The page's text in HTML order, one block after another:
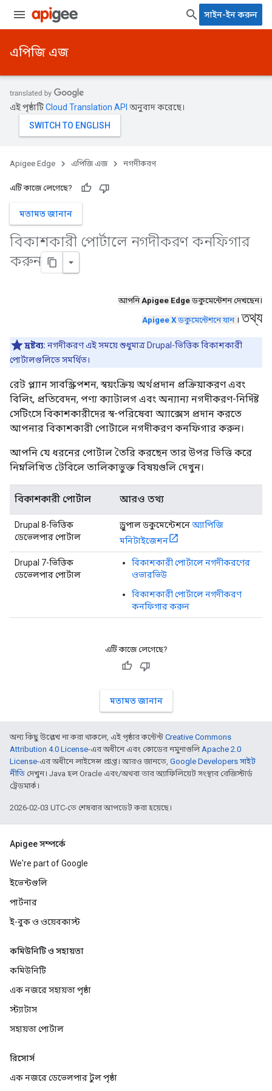
সাইন-ইন করুন
এপিজি এজ
এই পৃষ্ঠাটিCloud Translation API অনুবাদ করেছে।
Apigee Edge এপিজি এজ নগদীকরণ
এটি কাজে লেগেছে?
মতামত জানান
বিকাশকারী পোর্টালে নগদীকরণ কনফিগার
করুন
আপনিApigee Edge ডকুমেন্টেশন দেখছেন।
Apigee X ডকুমেন্টেশনে যান। তথ্য
দ্রষ্টব্য: নগদীকরণ এই সময়ে শুধুমাত্র Drupal-ভিত্তিক বিকাশকারী
পোর্টালগুলিতে সমর্থিত।
রেট প্ল্যান সাবস্ক্রিপশন, স্বয়ংক্রিয় অর্থপ্রদান প্রক্রিয়াকরণ এবং
বিলিং, প্রতিবেদন, পণ্য ক্যাটালগ এবং অন্যান্য নগদীকরণ-নির্দিষ্ট
সেটিংসে বিকাশকারীদের স্ব-পরিষেবা অ্যাক্সেস প্রদান করতে
আপনার বিকাশকারী পোর্টালে নগদীকরণ কনফিগার করুন।
আপনি যে ধরনের পোর্টাল তৈরি করছেন তার উপর ভিত্তি করে
নিম্নলিখিত টেবিলে তালিকাভুক্ত বিষয়গুলি দেখুন।
বিকাশকারী পোর্টাল আরও তথ্য
Drupal 8-ভিত্তিক
ডেভেলপার পোর্টাল
ড্রুপাল ডকুমেন্টেশনেঅ্যাপিজি
মনিটাইজেশন
Drupal 7-ভিত্তিক
ডেভেলপার পোর্টাল
বিকাশকারী পোর্টালে নগদীকরণের
ওভারভিউ
বিকাশকারী পোর্টালে নগদীকরণ
কনফিগার করুন
এটি কাজে লেগেছে?
মতামত জানান
অন্য কিছু উল্লেখ না করা থাকলে, এই পৃষ্ঠার কন্টেন্ট Creative Commons
Attribution 4.0 License-এর অধীনে এবং কোডের নমুনাগুলিApache 2.0
License-এর অধীনে লাইসেন্স প্রাপ্ত। আরও জানতে, Google Developers সাইট
নীতি দেখুন। Java হল Oracle এবং/অথবা তার অ্যাফিলিয়েট সংস্থার রেজিস্টার্ড
ট্রেডমার্ক।
2026-02-03 UTC-তে শেষবার আপডেট করা হয়েছে।
Apigee সম্পর্কে
We're part of Google
ইভেন্টগুলি
পার্টনার
ই-বুক ও ওয়েবকাস্ট
কমিউনিটি ও সহায়তা
কমিউনিটি
এক নজরে সহায়তা পৃষ্ঠা
স্ট্যাটাস
সহায়তা পোর্টাল
রিসোর্স
এক নজরে ডেভেলপার টুল পৃষ্ঠা